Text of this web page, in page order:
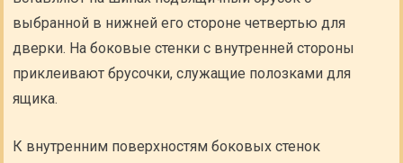
выбранной в нижней его стороне четвертью для
дверки. На боковые стенки с внутренней стороны
приклеивают брусочки, служащие полозками для
ящика.
К внутренним поверхностям боковых стенок